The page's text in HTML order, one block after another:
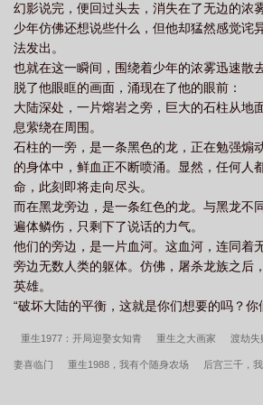
幻影说完，便回过头去，消失在了无边的浓
少年仿佛还想说些什么，但他却猛然感觉诧
法发出。
也就在这一瞬间，围绕着少年的浓雾迅速散
脱了他眼眶的画面，涌现在了他的眼前：
大陆深处，一片熔岩之旁，巨大的石柱从地
息萦绕在周围。
石柱的一旁，是一条黑色的龙，正在勉强煽
的身体中，鲜血正不断喷涌。显然，任何人
命，此刻即将走向尽头。
而在黑龙旁边，是一条红色的龙。与黑龙不
遍体鳞伤，只剩下了说话的力气。
他们的旁边，是一片血河。这血河，连同着
旁边无数人类的躯体。仿佛，屠杀龙族之后
英雄。
“破坏大陆的平衡，这就是你们想要的吗？你
重生1977：开局迎娶女知青 重生之大画家 渡劫失
妻喜临门 重生1988，我有个随身农场 后宫三千，